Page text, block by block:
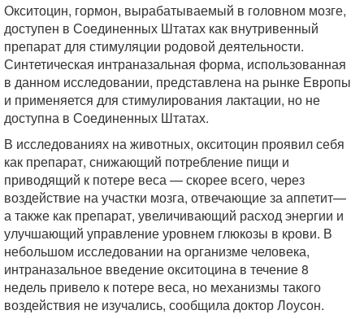
Окситоцин, гормон, вырабатываемый в головном мозге,
доступен в Соединенных Штатах как внутривенный
препарат для стимуляции родовой деятельности.
Синтетическая интраназальная форма, использованная
в данном исследовании, представлена на рынке Европы
и применяется для стимулирования лактации, но не
доступна в Соединенных Штатах.
В исследованиях на животных, окситоцин проявил себя
как препарат, снижающий потребление пищи и
приводящий к потере веса — скорее всего, через
воздействие на участки мозга, отвечающие за аппетит—
а также как препарат, увеличивающий расход энергии и
улучшающий управление уровнем глюкозы в крови. В
небольшом исследовании на организме человека,
интраназальное введение окситоцина в течение 8
недель привело к потере веса, но механизмы такого
воздействия не изучались, сообщила доктор Лоусон.